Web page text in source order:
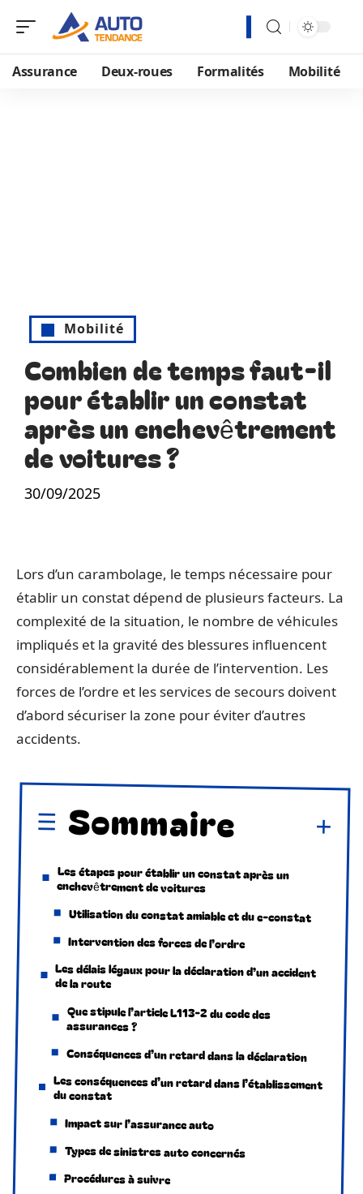
Assurance Deux-roues Formalités Mobilité
Mobilité
Combien de temps faut-il
pour établir un constat
après un enchevêtrement
de voitures ?
30/09/2025
Lors d’un carambolage, le temps nécessaire pour
établir un constat dépend de plusieurs facteurs. La
complexité de la situation, le nombre de véhicules
impliqués et la gravité des blessures influencent
considérablement la durée de l’intervention. Les
forces de l’ordre et les services de secours doivent
d’abord sécuriser la zone pour éviter d’autres
accidents.
Sommaire
Les étapes pour établir un constat après un
enchevêtrement de voitures
Utilisation du constat amiable et du e-constat
Intervention des forces de l’ordre
Les délais légaux pour la déclaration d’un accident
de la route
Que stipule l’article L113-2 du code des
assurances ?
Conséquences d’un retard dans la déclaration
Les conséquences d’un retard dans l’établissement
du constat
Impact sur l’assurance auto
Types de sinistres auto concernés
Procédures à suivre